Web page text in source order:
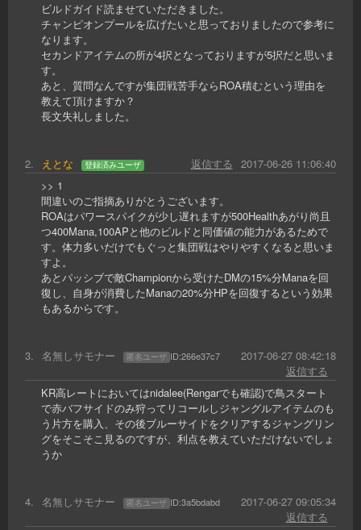
ビルドガイド読ませていただきました。
チャンピオンプールを広げたいと思っておりましたので参考に
なります。
セカンドアイテムの所が4択となっておりますが5択だと思いま
す。
あと、質問なんですが集団戦苦手ならROA積むという理由を
教えて頂けますか？
長文失礼しました。
2. えとな 登録済みユーザ 2017-06-26 11:06:40
返信する
>> 1
間違いのご指摘ありがとうございます。
ROAはパワースパイクが少し遅れますが500Healthあがり尚且
つ400Mana,100APと他のビルドと同価値の能力があるためで
す。体力多いだけでもぐっと集団戦はやりやすくなると思いま
すよ。
あとパッシブで敵Championから受けたDMの15%分Manaを回
復し、自身が消費したManaの20%分HPを回復するという効果
もあるからです。
3. 名無しサモナー 匿名ユーザ ID:266e37c7
2017-06-27 08:42:18
返信する
KR高レートにおいてはnidalee(Rengarでも確認)で鳥スタート
で赤バフサイドのみ狩ってリコールしジャングルアイテムのも
う片方を購入、その後ブルーサイドをクリアするジャングリン
グをそこそこ見るのですが、利点を教えていただけないでしょ
うか
4. 名無しサモナー 匿名ユーザ ID:3a5bdabd
2017-06-27 09:05:34
返信する